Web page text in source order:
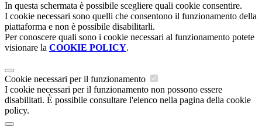
In questa schermata è possibile scegliere quali cookie consentire.
I cookie necessari sono quelli che consentono il funzionamento della
piattaforma e non è possibile disabilitarli.
Per conoscere quali sono i cookie necessari al funzionamento potete
visionare la COOKIE POLICY.
Cookie necessari per il funzionamento
I cookie necessari per il funzionamento non possono essere
disabilitati. È possibile consultare l'elenco nella pagina della cookie
policy.